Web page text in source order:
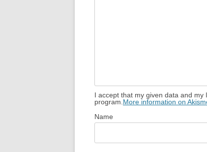
I accept that my given data and
program. More information on
Name